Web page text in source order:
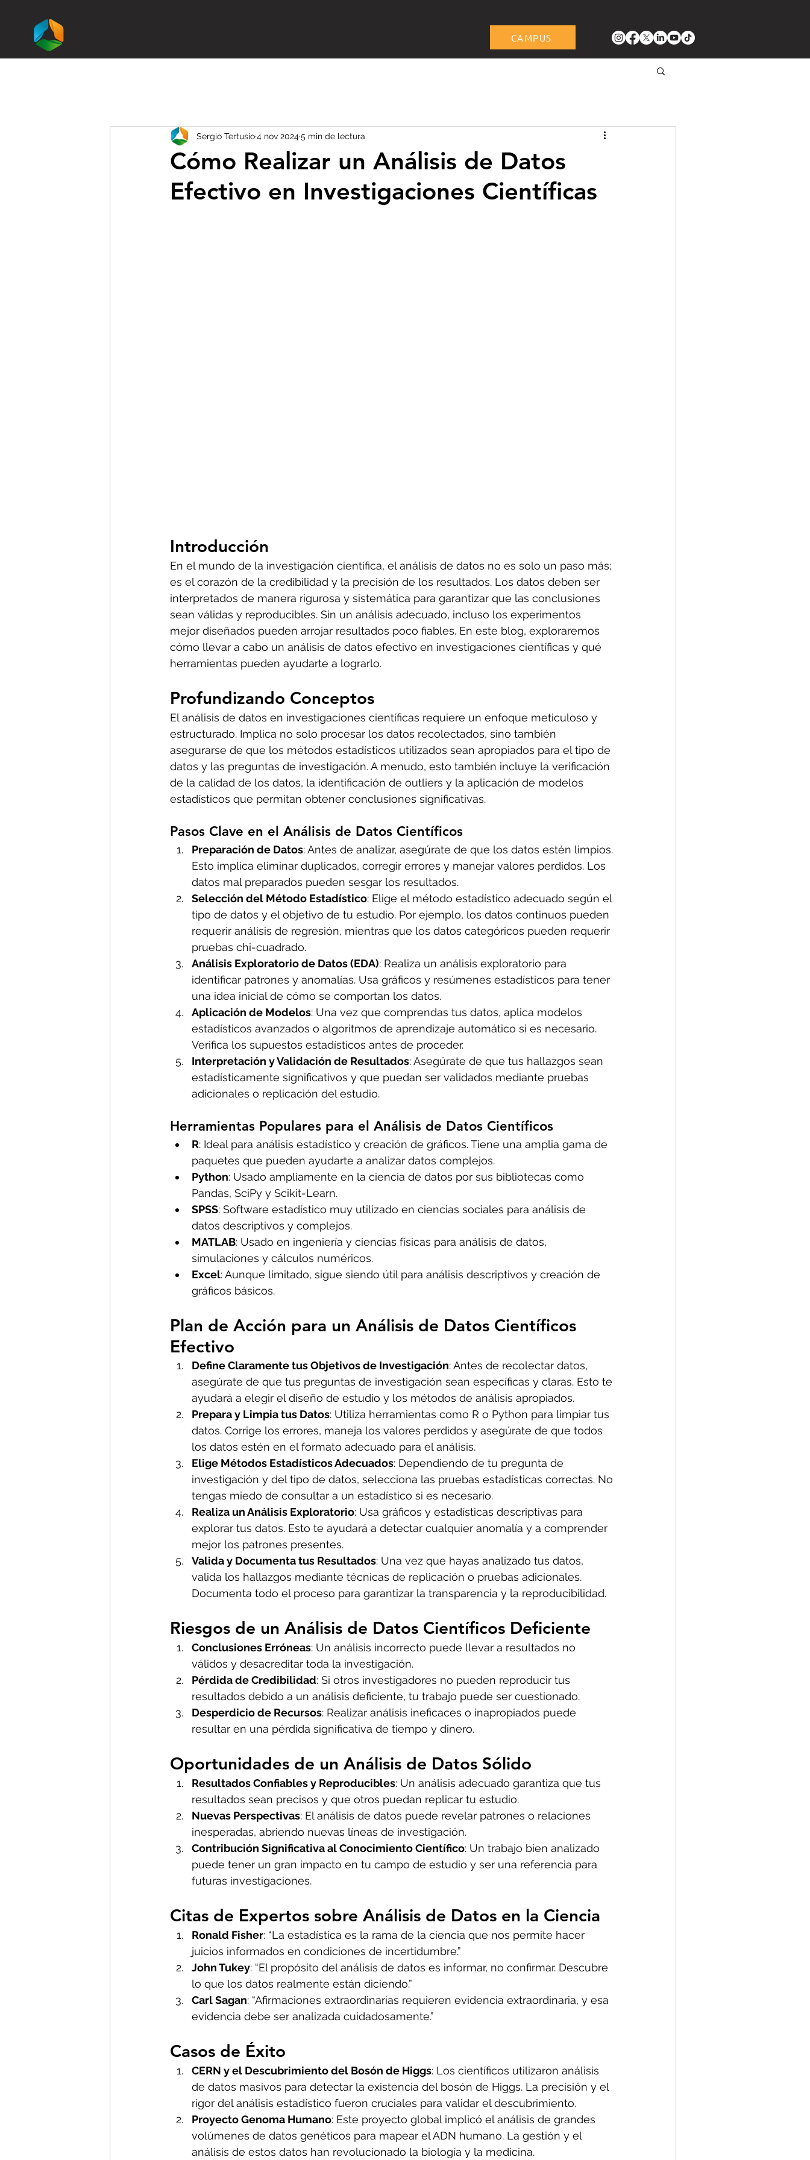
CAMPUS
Cómo Realizar un Análisis de Datos
Efectivo en Investigaciones Científicas
Sergio Tertusio4 nov 20245 min de lectura
Introducción
En el mundo de la investigación científica, el análisis de datos no es solo un paso más;
es el corazón de la credibilidad y la precisión de los resultados. Los datos deben ser
interpretados de manera rigurosa y sistemática para garantizar que las conclusiones
sean válidas y reproducibles. Sin un análisis adecuado, incluso los experimentos
mejor diseñados pueden arrojar resultados poco fiables. En este blog, exploraremos
cómo llevar a cabo un análisis de datos efectivo en investigaciones científicas y qué
herramientas pueden ayudarte a lograrlo.
Profundizando Conceptos
El análisis de datos en investigaciones científicas requiere un enfoque meticuloso y
estructurado. Implica no solo procesar los datos recolectados, sino también
asegurarse de que los métodos estadísticos utilizados sean apropiados para el tipo de
datos y las preguntas de investigación. A menudo, esto también incluye la verificación
de la calidad de los datos, la identificación de outliers y la aplicación de modelos
estadísticos que permitan obtener conclusiones significativas.
Pasos Clave en el Análisis de Datos Científicos
Preparación de Datos: Antes de analizar, asegúrate de que los datos estén limpios.
Esto implica eliminar duplicados, corregir errores y manejar valores perdidos. Los
datos mal preparados pueden sesgar los resultados.
Selección del Método Estadístico: Elige el método estadístico adecuado según el
tipo de datos y el objetivo de tu estudio. Por ejemplo, los datos continuos pueden
requerir análisis de regresión, mientras que los datos categóricos pueden requerir
pruebas chi-cuadrado.
Análisis Exploratorio de Datos (EDA): Realiza un análisis exploratorio para
identificar patrones y anomalías. Usa gráficos y resúmenes estadísticos para tener
una idea inicial de cómo se comportan los datos.
Aplicación de Modelos: Una vez que comprendas tus datos, aplica modelos
estadísticos avanzados o algoritmos de aprendizaje automático si es necesario.
Verifica los supuestos estadísticos antes de proceder.
Interpretación y Validación de Resultados: Asegúrate de que tus hallazgos sean
estadísticamente significativos y que puedan ser validados mediante pruebas
adicionales o replicación del estudio.
Herramientas Populares para el Análisis de Datos Científicos
R: Ideal para análisis estadístico y creación de gráficos. Tiene una amplia gama de
paquetes que pueden ayudarte a analizar datos complejos.
Python: Usado ampliamente en la ciencia de datos por sus bibliotecas como
Pandas, SciPy y Scikit-Learn.
SPSS: Software estadístico muy utilizado en ciencias sociales para análisis de
datos descriptivos y complejos.
MATLAB: Usado en ingeniería y ciencias físicas para análisis de datos,
simulaciones y cálculos numéricos.
Excel: Aunque limitado, sigue siendo útil para análisis descriptivos y creación de
gráficos básicos.
Plan de Acción para un Análisis de Datos Científicos
Efectivo
Define Claramente tus Objetivos de Investigación: Antes de recolectar datos,
asegúrate de que tus preguntas de investigación sean específicas y claras. Esto te
ayudará a elegir el diseño de estudio y los métodos de análisis apropiados.
Prepara y Limpia tus Datos: Utiliza herramientas como R o Python para limpiar tus
datos. Corrige los errores, maneja los valores perdidos y asegúrate de que todos
los datos estén en el formato adecuado para el análisis.
Elige Métodos Estadísticos Adecuados: Dependiendo de tu pregunta de
investigación y del tipo de datos, selecciona las pruebas estadísticas correctas. No
tengas miedo de consultar a un estadístico si es necesario.
Realiza un Análisis Exploratorio: Usa gráficos y estadísticas descriptivas para
explorar tus datos. Esto te ayudará a detectar cualquier anomalía y a comprender
mejor los patrones presentes.
Valida y Documenta tus Resultados: Una vez que hayas analizado tus datos,
valida los hallazgos mediante técnicas de replicación o pruebas adicionales.
Documenta todo el proceso para garantizar la transparencia y la reproducibilidad.
Riesgos de un Análisis de Datos Científicos Deficiente
Conclusiones Erróneas: Un análisis incorrecto puede llevar a resultados no
válidos y desacreditar toda la investigación.
Pérdida de Credibilidad: Si otros investigadores no pueden reproducir tus
resultados debido a un análisis deficiente, tu trabajo puede ser cuestionado.
Desperdicio de Recursos: Realizar análisis ineficaces o inapropiados puede
resultar en una pérdida significativa de tiempo y dinero.
Oportunidades de un Análisis de Datos Sólido
Resultados Confiables y Reproducibles: Un análisis adecuado garantiza que tus
resultados sean precisos y que otros puedan replicar tu estudio.
Nuevas Perspectivas: El análisis de datos puede revelar patrones o relaciones
inesperadas, abriendo nuevas líneas de investigación.
Contribución Significativa al Conocimiento Científico: Un trabajo bien analizado
puede tener un gran impacto en tu campo de estudio y ser una referencia para
futuras investigaciones.
Citas de Expertos sobre Análisis de Datos en la Ciencia
Ronald Fisher: “La estadística es la rama de la ciencia que nos permite hacer
juicios informados en condiciones de incertidumbre.”
John Tukey: “El propósito del análisis de datos es informar, no confirmar. Descubre
lo que los datos realmente están diciendo.”
Carl Sagan: “Afirmaciones extraordinarias requieren evidencia extraordinaria, y esa
evidencia debe ser analizada cuidadosamente.”
Casos de Éxito
CERN y el Descubrimiento del Bosón de Higgs: Los científicos utilizaron análisis
de datos masivos para detectar la existencia del bosón de Higgs. La precisión y el
rigor del análisis estadístico fueron cruciales para validar el descubrimiento.
Proyecto Genoma Humano: Este proyecto global implicó el análisis de grandes
volúmenes de datos genéticos para mapear el ADN humano. La gestión y el
análisis de estos datos han revolucionado la biología y la medicina.